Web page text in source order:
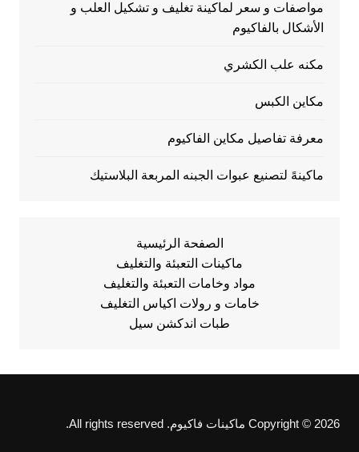
مواصفات و سعر لماكينة تغليف و تشكيل العلب و
الأشكال بالفاكيوم
مكنه علب الكشري
مكاين الكبس
معرفة تفاصيل مكاين الفاكيوم
ماكينهً لتصنيع عبوات الجبنه المربعة البلاستيك
الصفحة الرئيسية
ماكينات التعبئة والتغليف
مواد وخامات التعبئة والتغليف
خامات و رولات اكياس التغليف
طبات اندكشن سيل
Copyright © 2026 ماكينات فاكيوم. All rights reserved.